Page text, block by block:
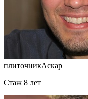
плиточникАскар
Cтаж 8 лет